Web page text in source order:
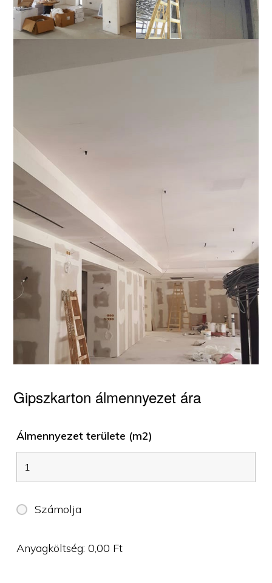
Gipszkarton álmennyezet ára
Álmennyezet területe (m2)
Számolja
Anyagköltség:0,00 Ft